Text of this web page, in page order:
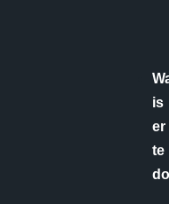
is
er
te